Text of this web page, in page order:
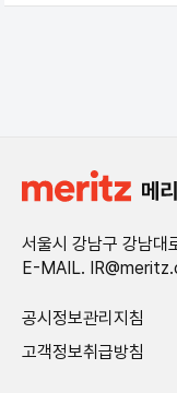
서울시 강남구 강남
E-MAIL.
공시정보관리지침
고객정보취급방침